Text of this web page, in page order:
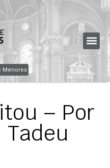
Menores
– Por
Tadeu